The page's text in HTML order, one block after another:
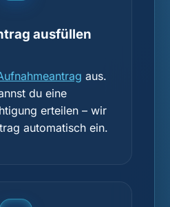
ausfüllen
aus.
du eine
erteilen – wir
automatisch ein.